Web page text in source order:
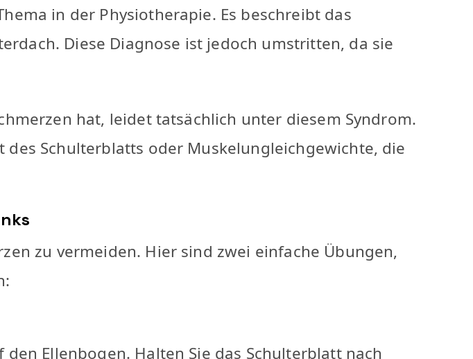
in der Physiotherapie. Es beschreibt das
Diese Diagnose ist jedoch umstritten, da sie
hat, leidet tatsächlich unter diesem Syndrom.
Schulterblatts oder Muskelungleichgewichte, die
zu vermeiden. Hier sind zwei einfache Übungen,
Ellenbogen. Halten Sie das Schulterblatt nach